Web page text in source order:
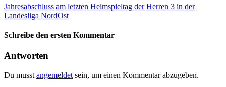
Jahresabschluss am letzten Heimspieltag der Herren 3 in der
Landesliga NordOst
Schreibe den ersten Kommentar
Antworten
Du musst angemeldet sein, um einen Kommentar abzugeben.